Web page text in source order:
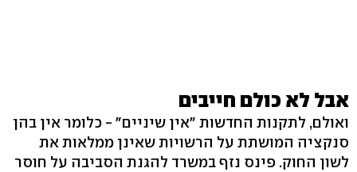
אבל לא כולם חייבים
ואולם, לתקנות החדשות "אין שיניים" - כלומר אין בהן
סנקציה המושתת על הרשויות שאינן ממלאות את
לשון החוק. פינס נזף במשרד להגנת הסביבה על חוסר